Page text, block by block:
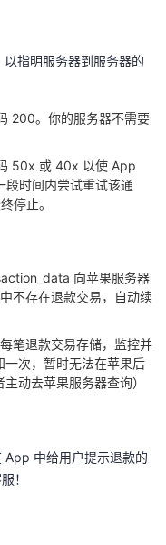
指明服务器到服务器的
200。你的服务器不需要
50x 或 40x 以使 App
时间内尝试重试该通
停止。
向苹果服务器
不存在退款交易，自动续
笔退款交易存储，监控并
次，暂时无法在苹果后
动去苹果服务器查询）
App 中给用户提示退款的
！